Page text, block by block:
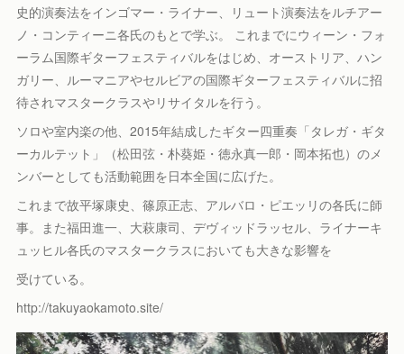
史的演奏法をインゴマー・ライナー、リュート演奏法をルチアー
ノ・コンティーニ各氏のもとで学ぶ。 これまでにウィーン・フォ
ーラム国際ギターフェスティバルをはじめ、オーストリア、ハン
ガリー、ルーマニアやセルビアの国際ギターフェスティバルに招
待されマスタークラスやリサイタルを行う。
ソロや室内楽の他、2015年結成したギター四重奏「タレガ・ギタ
ーカルテット」（松田弦・朴葵姫・徳永真一郎・岡本拓也）のメ
ンバーとしても活動範囲を日本全国に広げた。
これまで故平塚康史、篠原正志、アルバロ・ピエッリの各氏に師
事。また福田進一、大萩康司、デヴィッドラッセル、ライナーキ
ュッヒル各氏のマスタークラスにおいても大きな影響を
受けている。
http://takuyaokamoto.site/